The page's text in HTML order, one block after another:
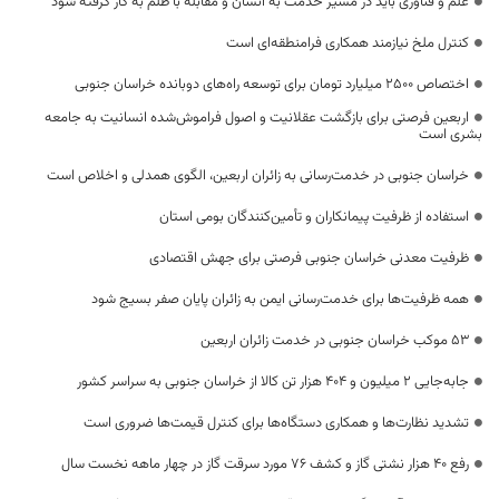
کنترل ملخ نیازمند همکاری فرامنطقه‌ای است
اختصاص 2500 میلیارد تومان برای توسعه راه‌های دوبانده خراسان جنوبی
اربعین فرصتی برای بازگشت عقلانیت و اصول فراموش‌شده انسانیت به جامعه
بشری است
خراسان جنوبی در خدمت‌رسانی به زائران اربعین، الگوی همدلی و اخلاص است
استفاده از ظرفیت پیمانکاران و تأمین‌کنندگان بومی استان
ظرفیت معدنی خراسان جنوبی فرصتی برای جهش اقتصادی
همه ظرفیت‌ها برای خدمت‌رسانی ایمن به زائران پایان صفر بسیج شود
53 موکب خراسان جنوبی در خدمت زائران اربعین
جابه‌جایی 2 میلیون و 404 هزار تن کالا از خراسان جنوبی به سراسر کشور
تشدید نظارت‌ها و همکاری دستگاه‌ها برای کنترل قیمت‌ها ضروری است
رفع 40 هزار نشتی گاز و کشف 76 مورد سرقت گاز در چهار ماهه نخست سال